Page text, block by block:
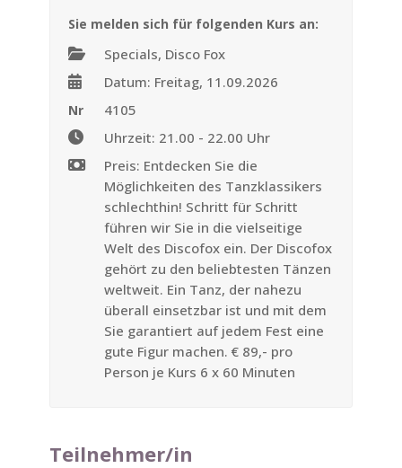
Sie melden sich für folgenden Kurs an:
Specials, Disco Fox
Datum: Freitag, 11.09.2026
Nr
4105
Uhrzeit: 21.00 - 22.00 Uhr
Preis: Entdecken Sie die
Möglichkeiten des Tanzklassikers
schlechthin! Schritt für Schritt
führen wir Sie in die vielseitige
Welt des Discofox ein. Der Discofox
gehört zu den beliebtesten Tänzen
weltweit. Ein Tanz, der nahezu
überall einsetzbar ist und mit dem
Sie garantiert auf jedem Fest eine
gute Figur machen. € 89,- pro
Person je Kurs 6 x 60 Minuten
Teilnehmer/in